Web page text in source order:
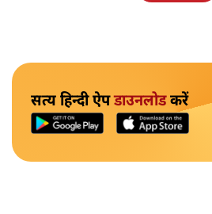
सत्य हिन्दी ऐपडाउनलोडकरें